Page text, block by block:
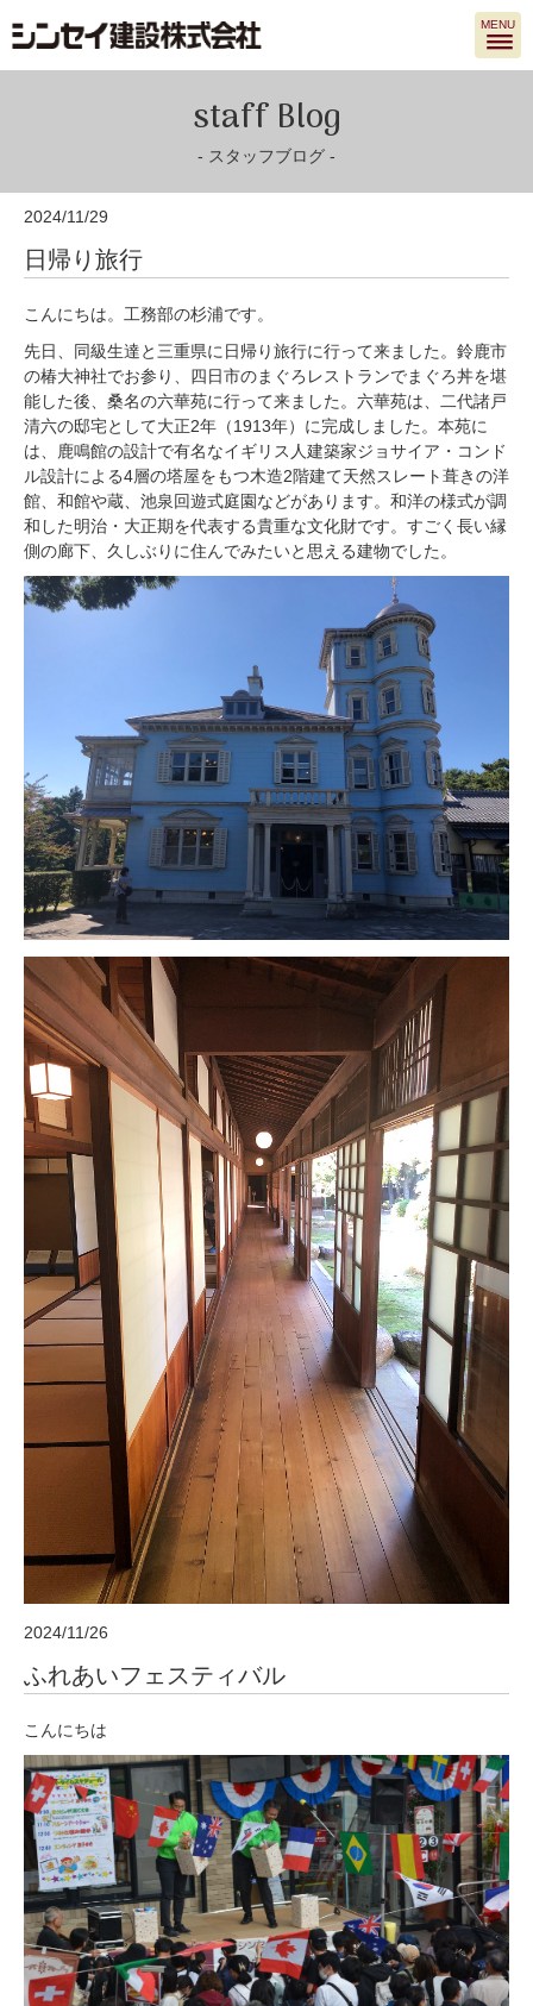
MENU
staff Blog
スタッフブログ
2024/11/29
日帰り旅行
こんにちは。工務部の杉浦です。
先日、同級生達と三重県に日帰り旅行に行って来ました。鈴鹿市
の椿大神社でお参り、四日市のまぐろレストランでまぐろ丼を堪
能した後、桑名の六華苑に行って来ました。六華苑は、二代諸戸
清六の邸宅として大正2年（1913年）に完成しました。本苑に
は、鹿鳴館の設計で有名なイギリス人建築家ジョサイア・コンド
ル設計による4層の塔屋をもつ木造2階建て天然スレート葺きの洋
館、和館や蔵、池泉回遊式庭園などがあります。和洋の様式が調
和した明治・大正期を代表する貴重な文化財です。すごく長い縁
側の廊下、久しぶりに住んでみたいと思える建物でした。
2024/11/26
ふれあいフェスティバル
こんにちは